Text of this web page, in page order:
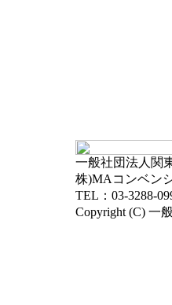
一般社団法人関
株)MAコンベン
TEL：03-3288-
Copyright (C) 一